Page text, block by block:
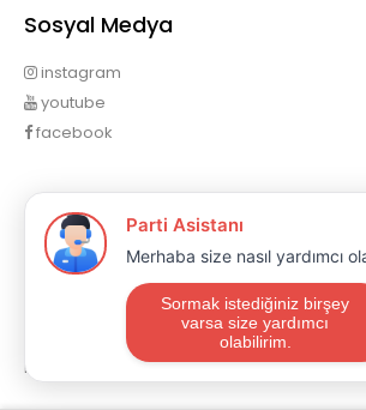
Sosyal Medya
instagram
youtube
facebook
Profilim
Profilim
Sipariş Geçmişim
Alışveriş Listem
Mail Aboneliği